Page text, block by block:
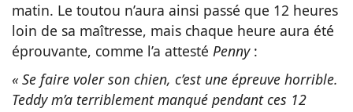
matin. Le toutou n’aura ainsi passé que 12 heures
loin de sa maîtresse, mais chaque heure aura été
éprouvante, comme l’a attesté Penny :
« Se faire voler son chien, c’est une épreuve horrible.
Teddy m’a terriblement manqué pendant ces 12